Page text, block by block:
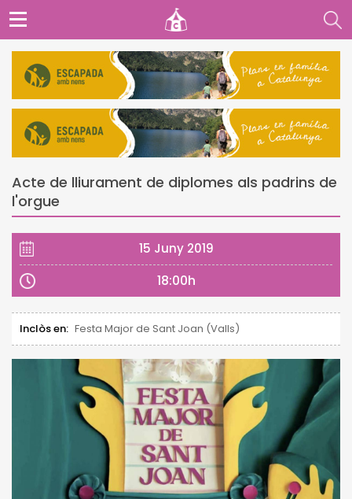
Acte de lliurament de diplomes als padrins de
l'orgue
15 Juny 2019
18:00h
Inclòs en: Festa Major de Sant Joan (Valls)